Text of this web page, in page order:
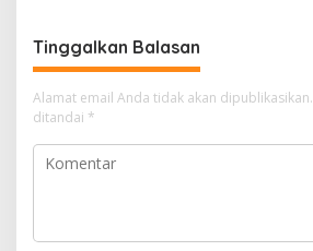
a
s
i
p
o
Tinggalkan Balasan
Alamat email Anda tidak akan dipublikasikan.
ditandai *